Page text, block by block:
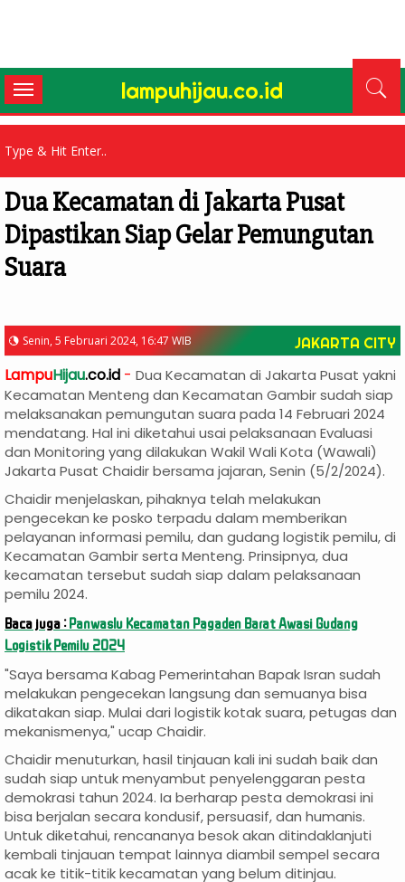
lampuhijau.co.id
Toggle
navigation
Dua Kecamatan di Jakarta Pusat
Dipastikan Siap Gelar Pemungutan
Suara
Senin, 5 Februari 2024, 16:47 WIB JAKARTA CITY
LampuHijau.co.id - Dua Kecamatan di Jakarta Pusat yakni
Kecamatan Menteng dan Kecamatan Gambir sudah siap
melaksanakan pemungutan suara pada 14 Februari 2024
mendatang. Hal ini diketahui usai pelaksanaan Evaluasi
dan Monitoring yang dilakukan Wakil Wali Kota (Wawali)
Jakarta Pusat Chaidir bersama jajaran, Senin (5/2/2024).
Chaidir menjelaskan, pihaknya telah melakukan
pengecekan ke posko terpadu dalam memberikan
pelayanan informasi pemilu, dan gudang logistik pemilu, di
Kecamatan Gambir serta Menteng. Prinsipnya, dua
kecamatan tersebut sudah siap dalam pelaksanaan
pemilu 2024.
Baca juga :Panwaslu Kecamatan Pagaden Barat Awasi Gudang
Logistik Pemilu 2024
"Saya bersama Kabag Pemerintahan Bapak Isran sudah
melakukan pengecekan langsung dan semuanya bisa
dikatakan siap. Mulai dari logistik kotak suara, petugas dan
mekanismenya," ucap Chaidir.
Chaidir menuturkan, hasil tinjauan kali ini sudah baik dan
sudah siap untuk menyambut penyelenggaran pesta
demokrasi tahun 2024. Ia berharap pesta demokrasi ini
bisa berjalan secara kondusif, persuasif, dan humanis.
Untuk diketahui, rencananya besok akan ditindaklanjuti
kembali tinjauan tempat lainnya diambil sempel secara
acak ke titik-titik kecamatan yang belum ditinjau.